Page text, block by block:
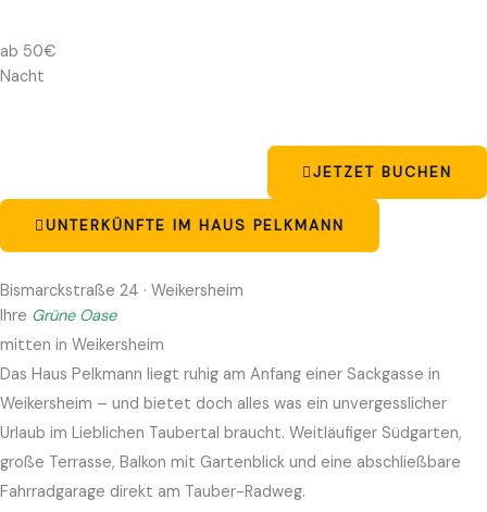
ab 50€
Nacht
JETZET BUCHEN
UNTERKÜNFTE IM HAUS PELKMANN
Bismarckstraße 24 · Weikersheim
Ihre Grüne Oase
mitten in Weikersheim
Das Haus Pelkmann liegt ruhig am Anfang einer Sackgasse in
Weikersheim – und bietet doch alles was ein unvergesslicher
Urlaub im Lieblichen Taubertal braucht. Weitläufiger Südgarten,
große Terrasse, Balkon mit Gartenblick und eine abschließbare
Fahrradgarage direkt am Tauber-Radweg.